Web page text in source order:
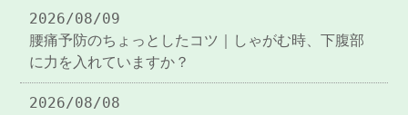
2026/08/09
腰痛予防のちょっとしたコツ｜しゃがむ時、下腹部
に力を入れていますか？
2026/08/08